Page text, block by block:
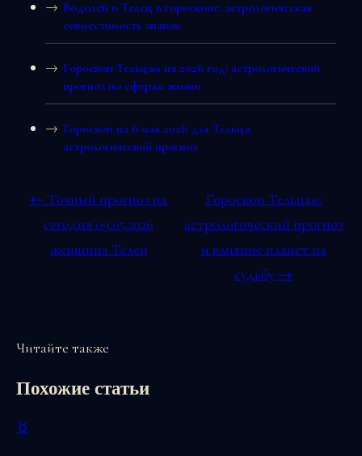
Водолей и Телец в гороскопе: астрологическая
совместимость знаков
Гороскоп Тельцам на 2026 год: астрологический
прогноз по сферам жизни
Гороскоп на 6 мая 2026 для Тельца:
астрологический прогноз
← Точный прогноз на
сегодня 09.05.2026
женщина Телец
Гороскоп Тельцам:
астрологический прогноз
и влияние планет на
судьбу →
Читайте также
Похожие статьи
♉